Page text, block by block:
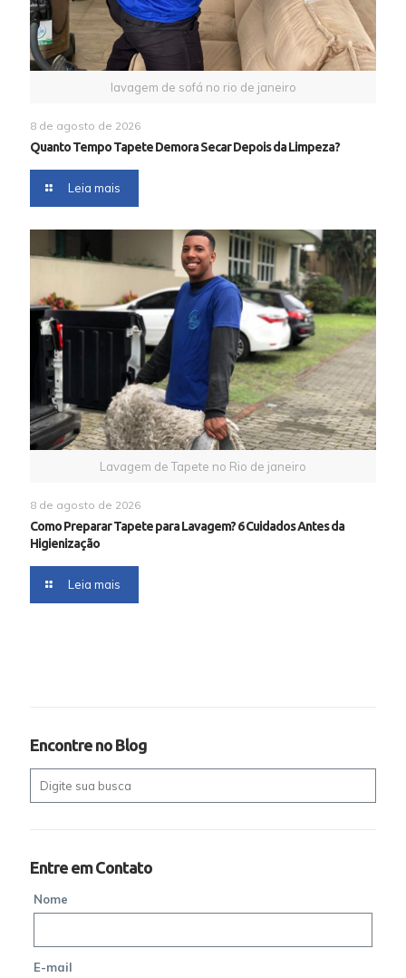
lavagem de sofá no rio de janeiro
8 de agosto de 2026
Quanto Tempo Tapete Demora Secar Depois da Limpeza?
Leia mais
Lavagem de Tapete no Rio de janeiro
8 de agosto de 2026
Como Preparar Tapete para Lavagem? 6 Cuidados Antes da
Higienização
Leia mais
Encontre no Blog
Entre em Contato
Nome
E-mail